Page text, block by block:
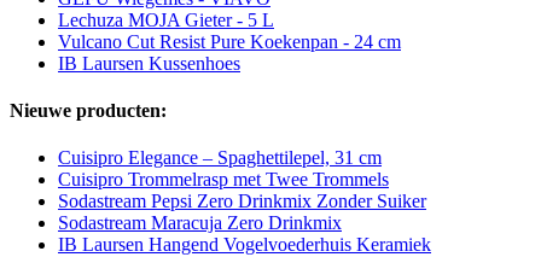
Lechuza MOJA Gieter - 5 L
Vulcano Cut Resist Pure Koekenpan - 24 cm
IB Laursen Kussenhoes
Nieuwe producten:
Cuisipro Elegance – Spaghettilepel, 31 cm
Cuisipro Trommelrasp met Twee Trommels
Sodastream Pepsi Zero Drinkmix Zonder Suiker
Sodastream Maracuja Zero Drinkmix
IB Laursen Hangend Vogelvoederhuis Keramiek